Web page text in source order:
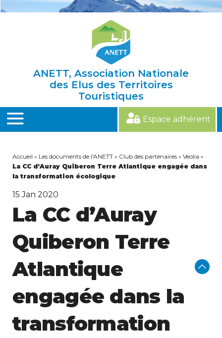
ANETT, Association Nationale
des Elus des Territoires
Touristiques
MENU
Espace adhérent
Accueil » Les documents de l'ANETT » Club des partenaires » Veolia »
La CC d’Auray Quiberon Terre Atlantique engagée dans
la transformation écologique
15 Jan 2020
La CC d’Auray
Quiberon Terre
Atlantique
engagée dans la
transformation